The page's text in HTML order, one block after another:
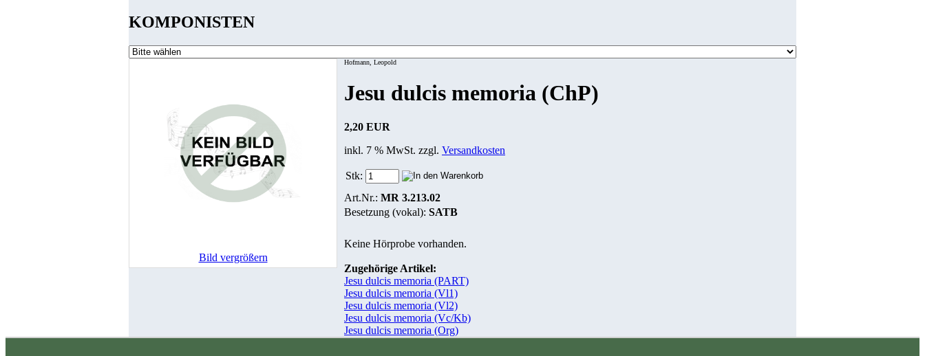
KOMPONISTEN
Bild vergrößern
Hofmann, Leopold
Jesu dulcis memoria (ChP)
2,20 EUR
inkl. 7 % MwSt. zzgl. Versandkosten
Stk:
Art.Nr.: MR 3.213.02
Besetzung (vokal): SATB
Keine Hörprobe vorhanden.
Zugehörige Artikel:
Jesu dulcis memoria (PART)
Jesu dulcis memoria (Vl1)
Jesu dulcis memoria (Vl2)
Jesu dulcis memoria (Vc/Kb)
Jesu dulcis memoria (Org)